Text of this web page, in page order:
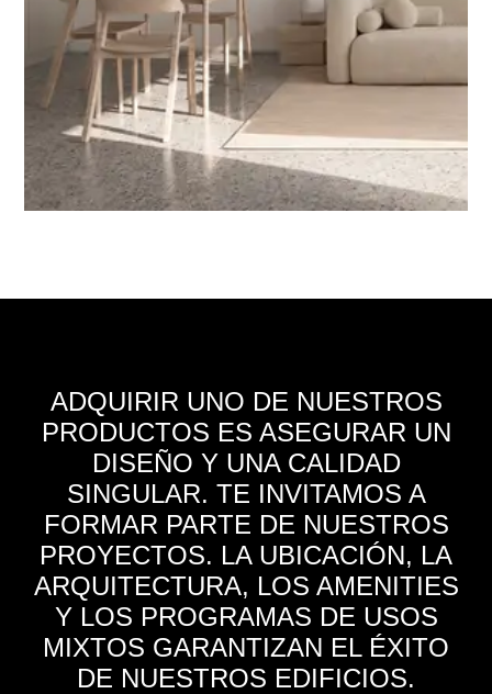
ADQUIRIR UNO DE NUESTROS
PRODUCTOS ES ASEGURAR UN
DISEÑO Y UNA CALIDAD
SINGULAR. TE INVITAMOS A
FORMAR PARTE DE NUESTROS
PROYECTOS. LA UBICACIÓN, LA
ARQUITECTURA, LOS AMENITIES
Y LOS PROGRAMAS DE USOS
MIXTOS GARANTIZAN EL ÉXITO
DE NUESTROS EDIFICIOS.